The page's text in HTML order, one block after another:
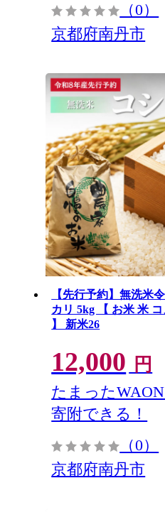
（0）
京都府南丹市
【先行予約】無洗米
カリ 5kg 【 お米 米
】 新米26
12,000 円
たまった
寄附できる！
（0）
京都府南丹市